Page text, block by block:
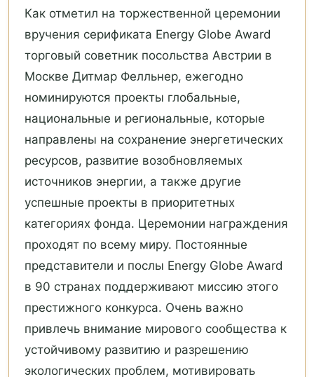
Как отметил на торжественной церемонии
вручения серификата Energy Globe Award
торговый советник посольства Австрии в
Москве Дитмар Фелльнер, ежегодно
номинируются проекты глобальные,
национальные и региональные, которые
направлены на сохранение энергетических
ресурсов, развитие возобновляемых
источников энергии, а также другие
успешные проекты в приоритетных
категориях фонда. Церемонии награждения
проходят по всему миру. Постоянные
представители и послы Energy Globe Award
в 90 странах поддерживают миссию этого
престижного конкурса. Очень важно
привлечь внимание мирового сообщества к
устойчивому развитию и разрешению
экологических проблем, мотивировать